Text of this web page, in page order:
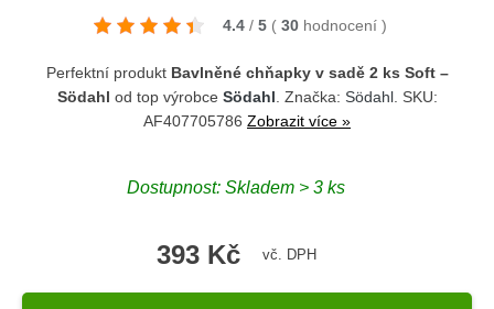
4.4 / 5 ( 30 hodnocení )
Perfektní produkt Bavlněné chňapky v sadě 2 ks Soft –
Södahl od top výrobce Södahl . Značka: Södahl. SKU:
AF407705786 Zobrazit více »
Dostupnost: Skladem > 3 ks
393 Kč vč. DPH